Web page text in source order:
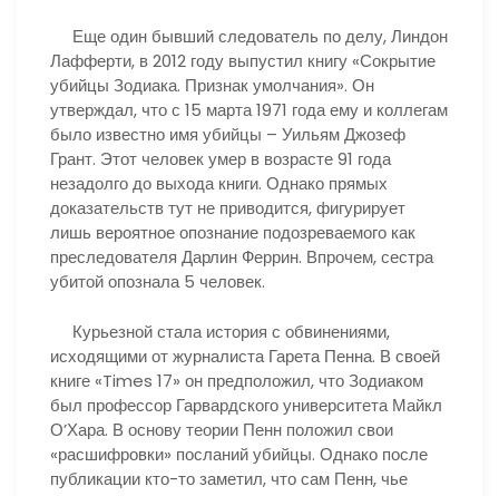
Еще один бывший следователь по делу, Линдон
Лафферти, в 2012 году выпустил книгу «Сокрытие
убийцы Зодиака. Признак умолчания». Он
утверждал, что с 15 марта 1971 года ему и коллегам
было известно имя убийцы – Уильям Джозеф
Грант. Этот человек умер в возрасте 91 года
незадолго до выхода книги. Однако прямых
доказательств тут не приводится, фигурирует
лишь вероятное опознание подозреваемого как
преследователя Дарлин Феррин. Впрочем, сестра
убитой опознала 5 человек.
Курьезной стала история с обвинениями,
исходящими от журналиста Гарета Пенна. В своей
книге «Times 17» он предположил, что Зодиаком
был профессор Гарвардского университета Майкл
О’Хара. В основу теории Пенн положил свои
«расшифровки» посланий убийцы. Однако после
публикации кто-то заметил, что сам Пенн, чье